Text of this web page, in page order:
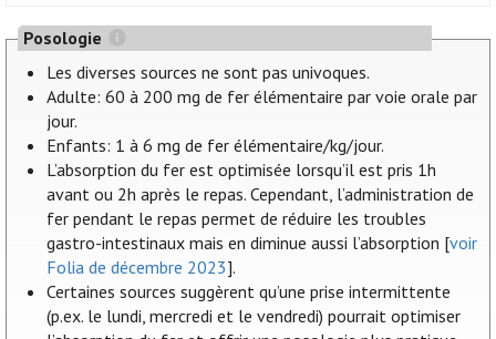
Posologie
Les diverses sources ne sont pas univoques.
Adulte: 60 à 200 mg de fer élémentaire par voie orale par
jour.
Enfants: 1 à 6 mg de fer élémentaire/kg/jour.
L’absorption du fer est optimisée lorsqu’il est pris 1h
avant ou 2h après le repas. Cependant, l’administration de
fer pendant le repas permet de réduire les troubles
gastro-intestinaux mais en diminue aussi l’absorption [voir
Folia de décembre 2023].
Certaines sources suggèrent qu’une prise intermittente
(p.ex. le lundi, mercredi et le vendredi) pourrait optimiser